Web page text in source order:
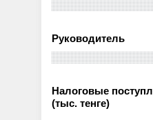
Руководитель
Налоговые
(тыс. тенге)